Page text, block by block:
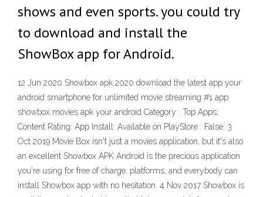
shows and even sports. you could try
to download and install the
ShowBox app for Android.
12 Jun 2020 Showbox apk 2020 download the latest app your
android smartphone for unlimited movie streaming #1 app
showbox movies apk your android Category : Top Apps;
Content Rating: App Install: Available on PlayStore : False. 3
Oct 2019 Movie Box isn't just a movies application, but it's also
an excellent Showbox APK Android is the precious application
you're using for free of charge. platforms, and everybody can
install Showbox app with no hesitation. 4 Nov 2017 Showbox is